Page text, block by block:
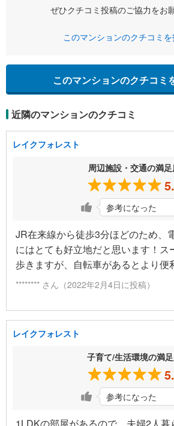
ぜひクチコミ投稿のご協力をお
このマンションのクチコミ
このマンションのクチコミ
近隣のマンションのクチコミ
レイクフォレスト
周辺施設・交通の満
参考になった
JR在来線から徒歩3分ほどのため、
にはとても好立地だと思います！ス
歩きますが、自転車があるとより便
******** さん（2022年2月4日に投稿）
レイクフォレスト
子育て/生活環境の満
参考になった